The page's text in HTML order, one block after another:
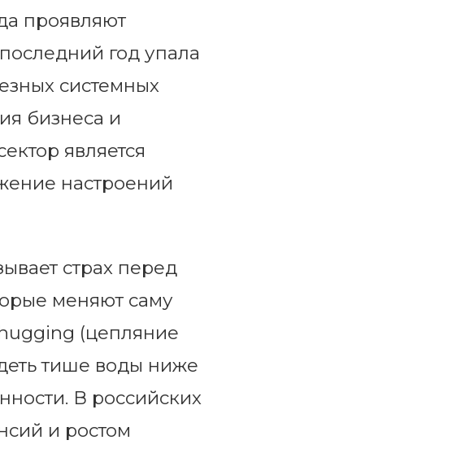
проявляют
год упала
системных
бизнеса и
является
настроений
страх перед
меняют саму
(цепляние
тише воды ниже
В российских
и ростом